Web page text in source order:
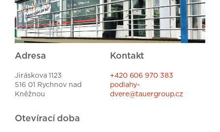
Adresa
Jiráskova 1123
516 01 Rychnov nad
Kněžnou
Kontakt
+420 606 970 383
podlahy-
dvere@tauergroup.cz
Otevírací doba